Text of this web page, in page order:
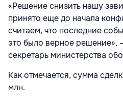
«Решение снизить нашу
принято еще до начала
считаем, что последние
это было верное решение»,
секретарь министерства
Как отмечается, сумма
млн.